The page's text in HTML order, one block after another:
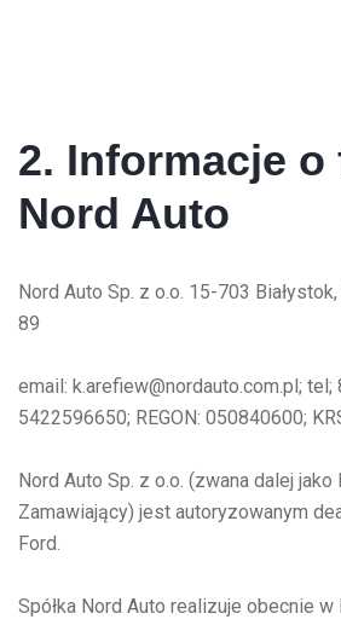
2. Informacje o
Nord Auto
Nord Auto Sp. z o.o. 15-703
89
email: k.arefiew@nordauto.com.pl;
5422596650; REGON: 050840600;
Nord Auto Sp. z o.o. (zwana dalej jako
Zamawiający) jest autoryzowanym
Ford.
Spółka Nord Auto realizuje obecnie